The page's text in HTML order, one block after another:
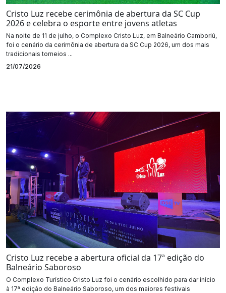
Cristo Luz recebe cerimônia de abertura da SC Cup
2026 e celebra o esporte entre jovens atletas
Na noite de 11 de julho, o Complexo Cristo Luz, em Balneário Camboriú,
foi o cenário da cerimônia de abertura da SC Cup 2026, um dos mais
tradicionais torneios ...
21/07/2026
Cristo Luz recebe a abertura oficial da 17ª edição do
Balneário Saboroso
O Complexo Turístico Cristo Luz foi o cenário escolhido para dar início
à 17ª edição do Balneário Saboroso, um dos maiores festivais